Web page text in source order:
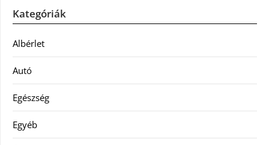
Kategóriák
Albérlet
Autó
Egészség
Egyéb